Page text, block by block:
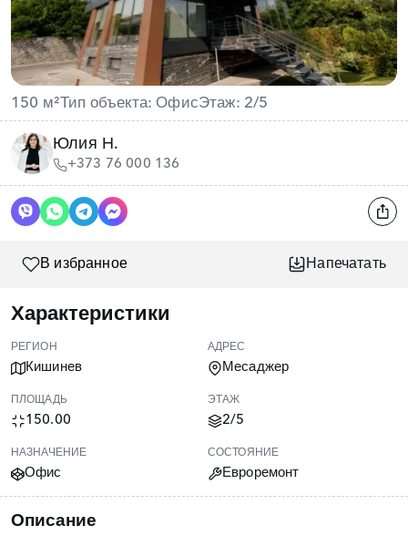
150 м²Тип объекта: ОфисЭтаж: 2/5
Юлия Н.
+373 76 000 136
В избранное Напечатать
Характеристики
РЕГИОН
Кишинев
АДРЕС
Месаджер
ПЛОЩАДЬ
150.00
ЭТАЖ
2/5
НАЗНАЧЕНИЕ
Офис
СОСТОЯНИЕ
Евроремонт
Описание